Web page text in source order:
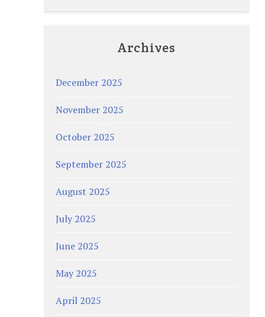
Archives
December 2025
November 2025
October 2025
September 2025
August 2025
July 2025
June 2025
May 2025
April 2025